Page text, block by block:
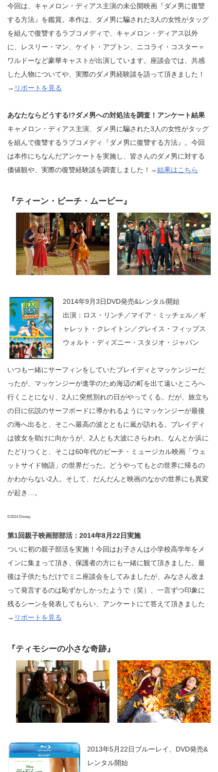
今回は、キャメロン・ディアス主演の未公開映画『ダメ男に復讐
する方法』を鑑賞。本作は、ダメ男に騙された3人の女性がタッグ
を組んで復讐するラブコメディで、キャメロン・ディアス以外
に、レスリー・マン、ケイト・アプトン、ニコライ・コスター＝
ワルドーなど豪華キャストが出演しています。座談会では、共感
した人物についてや、実際のダメ男経験談を語って頂きました！
→ リポートを見る
あなたならどうする!?ダメ男への対処法を調査！アンケート結果
キャメロン・ディアス主演、ダメ男に騙された3人の女性がタッグ
を組んで復讐するラブコメディ『ダメ男に復讐する方法』。今回
は本作にちなんだアンケートを実施し、皆さんのダメ男に対する
価値観や、実際の復讐経験談を調査しました！→結果はこちら
『ティーン・ビーチ・ムービー』
2014年9月3日DVD発売&レンタル開始
出演：ロス・リンチ／マイア・ミッチェル／ギ
ャレット・クレイトン／グレイス・フィップス
ウォルト・ディズニー・スタジオ・ジャパン
いつも一緒にサーフィンをしていたブレイディとマッケンジーだ
ったが、マッケンジーが進学のため海辺の町を出て遠いところへ
行くことになり、2人に突然別れの日がやってくる。だが、旅立ち
の日に伝説のサーフボードに導かれるようにマッケンジーが最後
の海へ出ると、そこへ最高の波とともに嵐が訪れる。ブレイディ
は彼女を助けに向かうが、2人とも大波にさらわれ、なんとか浜に
たどりつくと、そこは60年代のビーチ・ミュージカル映画「ウェ
ットサイド物語」の世界だった。どうやってもとの世界に帰るの
かわからない2人。そして、だんだんと映画のなかの世界にも異変
が起き…。
©2014 Disney
第1回親子映画部部活：2014年8月22日実施
ついに初の親子部活を実施！今回はお子さんは小学校高学年をメ
インに集まって頂き、保護者の方にも一緒に観て頂きました。最
後は子供たちだけでミニ座談会をしてみましたが、みなさん改ま
って発言するのは恥ずかしかったようで（笑）、一言ずつ印象に
残るシーンを発表してもらい、アンケートにて答えて頂きました
→ リポートを見る
『ティモシーの小さな奇跡』
2013年5月22日ブルーレイ、DVD発売&
レンタル開始